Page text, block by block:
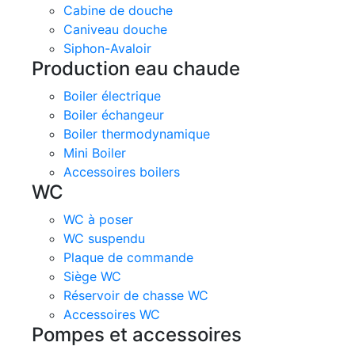
Cabine de douche
Caniveau douche
Siphon-Avaloir
Production eau chaude
Boiler électrique
Boiler échangeur
Boiler thermodynamique
Mini Boiler
Accessoires boilers
WC
WC à poser
WC suspendu
Plaque de commande
Siège WC
Réservoir de chasse WC
Accessoires WC
Pompes et accessoires